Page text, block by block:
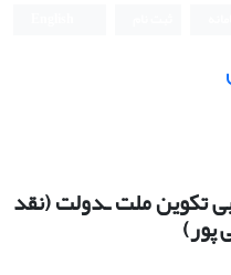
تکوین ملت ـدولت (نقد
پور)